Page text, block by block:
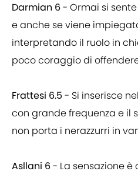
Darmian 6- Ormai si
e anche se viene
interpretando il ruolo in
poco coraggio di
Frattesi 6.5 - Si inserisce
con grande frequenza e il
non porta i nerazzurri in
Asllani 6- La sensazione